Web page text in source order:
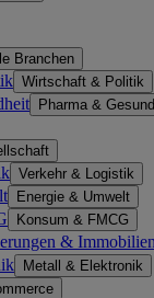
Branchen
Wirtschaft & Politik
Pharma &
Verkehr & Logistik
Energie & Umwelt
Konsum & FMCG
&
Metall & Elektronik